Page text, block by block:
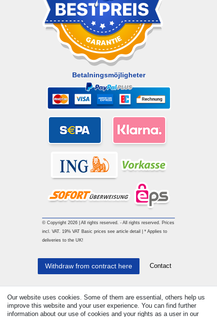
Betalningsmöjligheter
© Copyright 2026 | All rights reserved. - All rights reserved. Prices
incl. VAT. 19% VAT Basic prices see article detail | * Applies to
deliveries to the UK!
Our website uses cookies. Some of them are essential, others help us
improve this website and your user experience. You can find further
information about our use of cookies and your rights as a user in our
Withdraw from contract here Contact